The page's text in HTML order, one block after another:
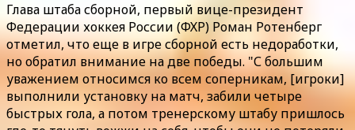
Глава штаба сборной, первый вице-президент
Федерации хоккея России (ФХР) Роман Ротенберг
отметил, что еще в игре сборной есть недоработки,
но обратил внимание на две победы. "С большим
уважением относимся ко всем соперникам, [игроки]
выполнили установку на матч, забили четыре
быстрых гола, а потом тренерскому штабу пришлось